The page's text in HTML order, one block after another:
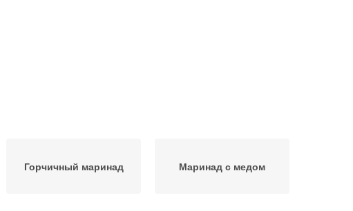
Горчичный маринад Маринад с медом